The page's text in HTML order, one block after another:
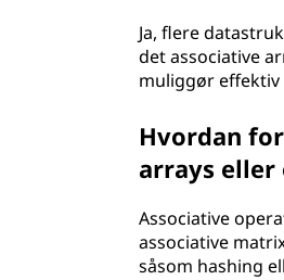
Ja, flere
det associative
muliggør
Hvordan
arrays eller
Associative
associative
såsom hashing